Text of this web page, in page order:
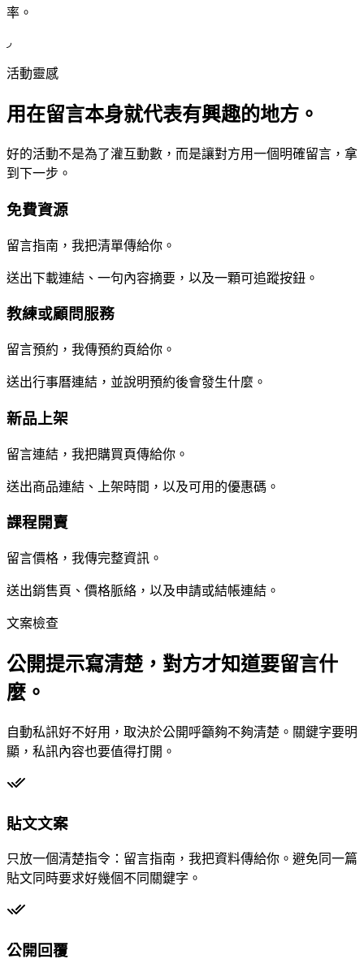
率。
◞
活動靈感
用在留言本身就代表有興趣的地方。
好的活動不是為了灌互動數，而是讓對方用一個明確留言，拿
到下一步。
免費資源
留言指南，我把清單傳給你。
送出下載連結、一句內容摘要，以及一顆可追蹤按鈕。
教練或顧問服務
留言預約，我傳預約頁給你。
送出行事曆連結，並說明預約後會發生什麼。
新品上架
留言連結，我把購買頁傳給你。
送出商品連結、上架時間，以及可用的優惠碼。
課程開賣
留言價格，我傳完整資訊。
送出銷售頁、價格脈絡，以及申請或結帳連結。
文案檢查
公開提示寫清楚，對方才知道要留言什
麼。
自動私訊好不好用，取決於公開呼籲夠不夠清楚。關鍵字要明
顯，私訊內容也要值得打開。
貼文文案
只放一個清楚指令：留言指南，我把資料傳給你。避免同一篇
貼文同時要求好幾個不同關鍵字。
公開回覆